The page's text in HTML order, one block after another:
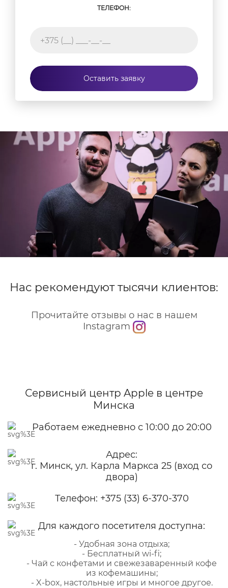
ТЕЛЕФОН:
Оставить заявку
Нас рекомендуют тысячи клиентов:
Прочитайте отзывы о нас в нашем
Instagram
Сервисный центр Apple в центре
Минска
Работаем ежедневно с 10:00 до 20:00
Адрес:
г. Минск, ул. Карла Маркса 25 (вход со
двора)
Телефон: +375 (33) 6-370-370
Для каждого посетителя доступна:
- Удобная зона отдыха;
- Бесплатный wi-fi;
- Чай с конфетами и свежезаваренный кофе
из кофемашины;
- X-box, настольные игры и многое другое.